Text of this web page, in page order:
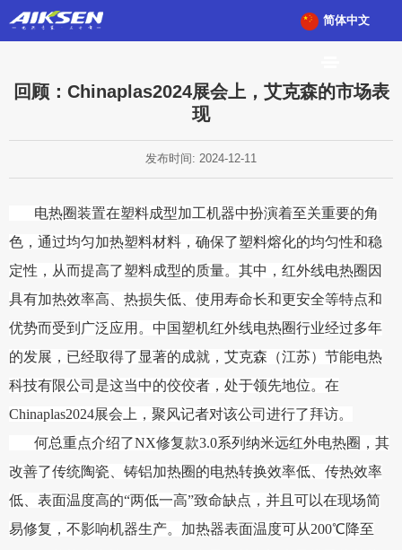
简体中文
回顾：Chinaplas2024展会上，艾克森的市场表
现
发布时间: 2024-12-11
电热圈装置在塑料成型加工机器中扮演着至关重要的角
色，通过均匀加热塑料材料，确保了塑料熔化的均匀性和稳
定性，从而提高了塑料成型的质量。其中，红外线电热圈因
具有加热效率高、热损失低、使用寿命长和更安全等特点和
优势而受到广泛应用。中国塑机红外线电热圈行业经过多年
的发展，已经取得了显著的成就，艾克森（江苏）节能电热
科技有限公司是这当中的佼佼者，处于领先地位。在
Chinaplas2024展会上，聚风记者对该公司进行了拜访。
何总重点介绍了NX修复款3.0系列纳米远红外电热圈，其
改善了传统陶瓷、铸铝加热圈的电热转换效率低、传热效率
低、表面温度高的“两低一高”致命缺点，并且可以在现场简
易修复，不影响机器生产。加热器表面温度可从200℃降至